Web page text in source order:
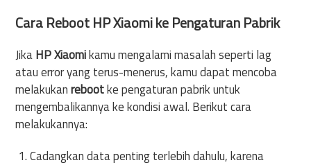
Cara Reboot HP Xiaomi ke Pengaturan Pabrik
JikaHP Xiaomikamu mengalami masalah seperti lag
atau error yang terus-menerus, kamu dapat mencoba
melakukanrebootke pengaturan pabrik untuk
mengembalikannya ke kondisi awal. Berikut cara
melakukannya:
Cadangkan data penting terlebih dahulu, karena